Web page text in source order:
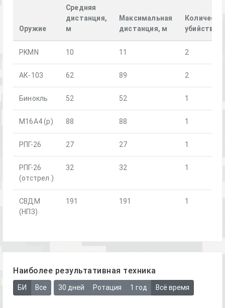
Оружие
Средняя
дистанция,
м
Максимальная
дистанция, м
убийств
PKMN 10 11 2
АК-103 62 89 2
Бинокль 52 52 1
М16А4 (р) 88 88 1
РПГ-26 27 27 1
РПГ-26
(отстрел.)
32 32 1
СВДМ
(НПЗ)
191 191 1
Наиболее результативная техника
БИ Все 30 дней Ротация 1 год Всё время